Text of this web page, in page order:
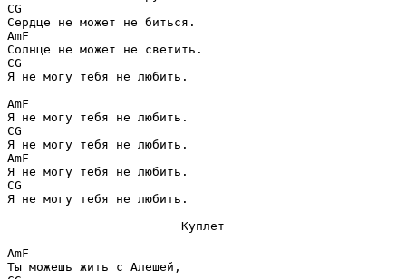
CG
AmF
CG
Я не могу тебя не любить.
AmF
CG
AmF
CG
Я не могу тебя не любить.
Куплет
AmF